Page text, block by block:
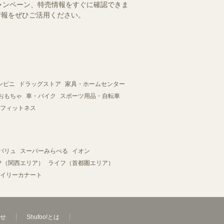
ペーン、特売情報をすぐに確認できま
をぜひご活用ください。
ビニ ドラッグストア
家具・ホームセンター
もちゃ
車・バイク
スポーツ用品・自転車
ィットネス
リュ スーパーみらべる
イオン
関西エリア）
ライフ（首都圏エリア）
リーカナート
Shufoo!とは